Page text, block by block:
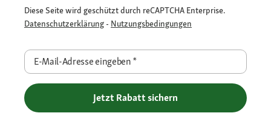
Diese Seite wird geschützt durch reCAPTCHA Enterprise.
Datenschutzerklärung - Nutzungsbedingungen
E-Mail-Adresse eingeben*
Jetzt Rabatt sichern